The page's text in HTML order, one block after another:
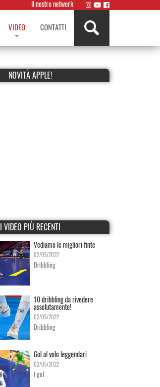
Il nostro network
VIDEO CONTATTI
NOVITÀ APPLE!
I VIDEO PIÙ RECENTI
Vediamo le migliori finte
02/05/2022
Dribbling
10 dribbling da rivedere
assolutamente!
02/05/2022
Dribbling
Gol al volo leggendari
02/05/2022
I gol